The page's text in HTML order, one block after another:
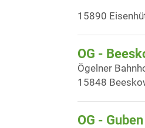
15890
OG -
Ögelner
15848
OG - Guben